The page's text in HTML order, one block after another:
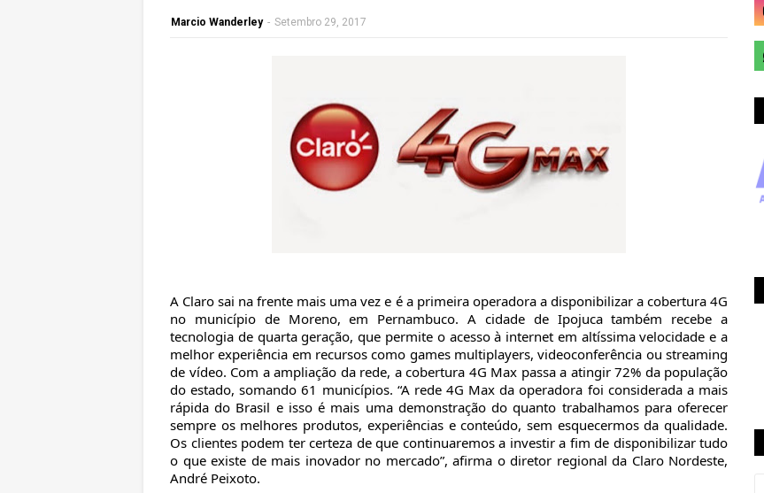
Marcio Wanderley - Setembro 29, 2017
A Claro sai na frente mais uma vez e é a primeira operadora a disponibilizar a cobertura 4G
no município de Moreno, em Pernambuco. A cidade de Ipojuca também recebe a
tecnologia de quarta geração, que permite o acesso à internet em altíssima velocidade e a
melhor experiência em recursos como games multiplayers, videoconferência ou streaming
de vídeo. Com a ampliação da rede, a cobertura 4G Max passa a atingir 72% da população
do estado, somando 61 municípios. “A rede 4G Max da operadora foi considerada a mais
rápida do Brasil e isso é mais uma demonstração do quanto trabalhamos para oferecer
sempre os melhores produtos, experiências e conteúdo, sem esquecermos da qualidade.
Os clientes podem ter certeza de que continuaremos a investir a fim de disponibilizar tudo
o que existe de mais inovador no mercado”, afirma o diretor regional da Claro Nordeste,
André Peixoto.